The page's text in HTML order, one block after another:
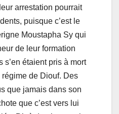
arrestation pourrait
puisque c’est le
Moustapha Sy qui
de leur formation
étaient pris à mort
de Diouf. Des
que jamais dans son
que c’est vers lui